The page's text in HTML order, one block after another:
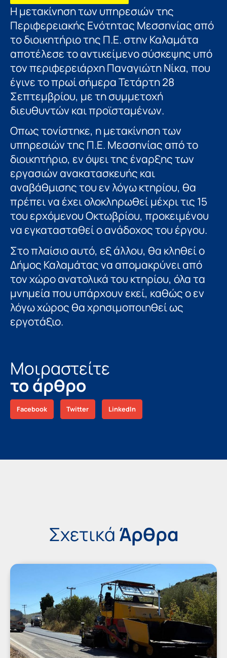
Η μετακίνηση των υπηρεσιών της
Περιφερειακής Ενότητας Μεσσηνίας από
το διοικητήριο της Π.Ε. στην Καλαμάτα
αποτέλεσε το αντικείμενο σύσκεψης υπό
τον περιφερειάρχη Παναγιώτη Νίκα, που
έγινε το πρωί σήμερα Τετάρτη 28
Σεπτεμβρίου, με τη συμμετοχή
διευθυντών και προϊσταμένων.
Οπως τονίστηκε, η μετακίνηση των
υπηρεσιών της Π.Ε. Μεσσηνίας από το
διοικητήριο, εν όψει της έναρξης των
εργασιών ανακατασκευής και
αναβάθμισης του εν λόγω κτηρίου, θα
πρέπει να έχει ολοκληρωθεί μέχρι τις 15
του ερχόμενου Οκτωβρίου, προκειμένου
να εγκατασταθεί ο ανάδοχος του έργου.
Στο πλαίσιο αυτό, εξ άλλου, θα κληθεί ο
Δήμος Καλαμάτας να απομακρύνει από
τον χώρο ανατολικά του κτηρίου, όλα τα
μνημεία που υπάρχουν εκεί, καθώς ο εν
λόγω χώρος θα χρησιμοποιηθεί ως
εργοτάξιο.
Μοιραστείτε
το άρθρο
Facebook Twitter LinkedIn
Σχετικά Άρθρα